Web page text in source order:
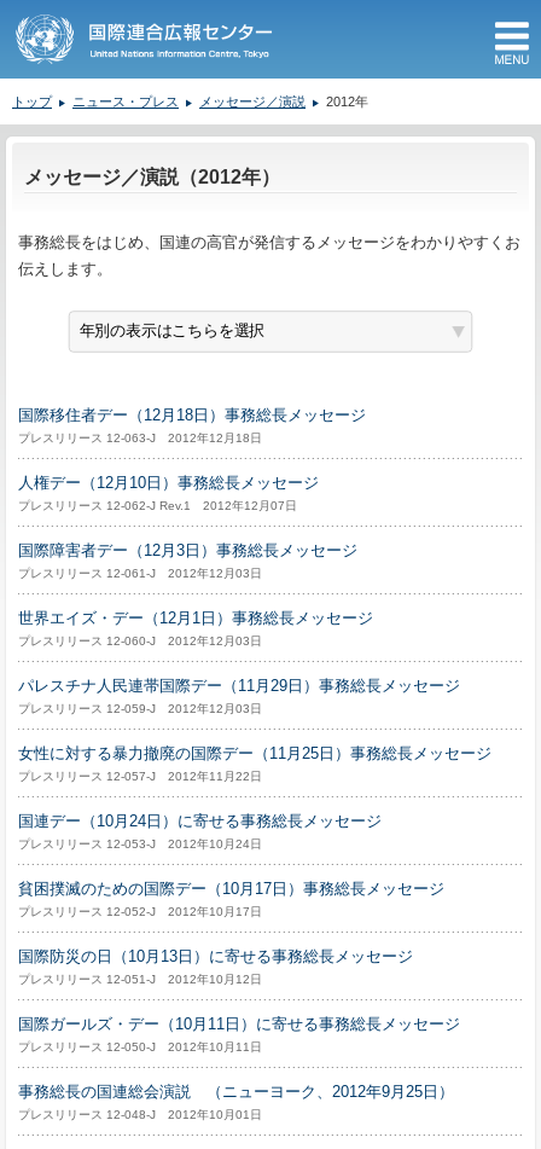
トップ ニュース・プレス メッセージ／演説 2012年
メッセージ／演説（2012年）
事務総長をはじめ、国連の高官が発信するメッセージをわかりやすくお
伝えします。
国際移住者デー（12月18日）事務総長メッセージ
プレスリリース 12-063-J 2012年12月18日
人権デー（12月10日）事務総長メッセージ
プレスリリース 12-062-J Rev.1 2012年12月07日
国際障害者デー（12月3日）事務総長メッセージ
プレスリリース 12-061-J 2012年12月03日
世界エイズ・デー（12月1日）事務総長メッセージ
プレスリリース 12-060-J 2012年12月03日
パレスチナ人民連帯国際デー（11月29日）事務総長メッセージ
プレスリリース 12-059-J 2012年12月03日
女性に対する暴力撤廃の国際デー（11月25日）事務総長メッセージ
プレスリリース 12-057-J 2012年11月22日
国連デー（10月24日）に寄せる事務総長メッセージ
プレスリリース 12-053-J 2012年10月24日
貧困撲滅のための国際デー（10月17日）事務総長メッセージ
プレスリリース 12-052-J 2012年10月17日
国際防災の日（10月13日）に寄せる事務総長メッセージ
プレスリリース 12-051-J 2012年10月12日
国際ガールズ・デー（10月11日）に寄せる事務総長メッセージ
プレスリリース 12-050-J 2012年10月11日
事務総長の国連総会演説 （ニューヨーク、2012年9月25日）
プレスリリース 12-048-J 2012年10月01日